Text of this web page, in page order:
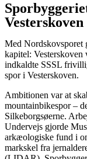
Vesterskoven
Med Nordskovsporet
kapitel: Vesterskoven
indkaldte SSSL
spor i Vesterskoven.
Ambitionen var at
mountainbikespor –
Silkeborgsøerne.
Undervejs gjorde
arkæologiske fund i
markskel fra